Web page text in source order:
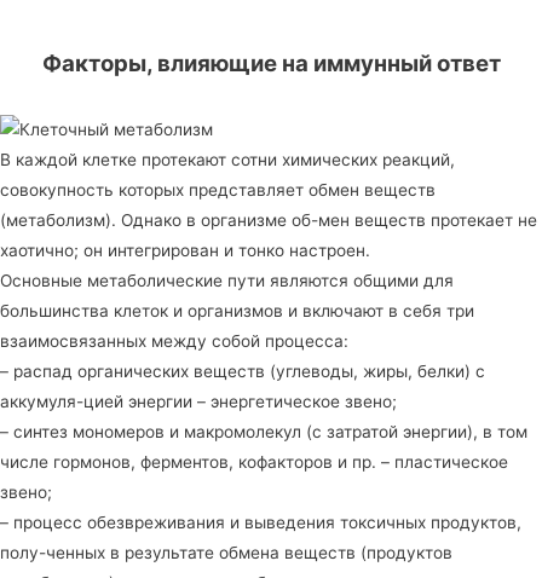
Факторы, влияющие на иммунный ответ
В каждой клетке протекают сотни химических реакций,
совокупность которых представляет обмен веществ
(метаболизм). Однако в организме об-мен веществ протекает не
хаотично; он интегрирован и тонко настроен.
Основные метаболические пути являются общими для
большинства клеток и организмов и включают в себя три
взаимосвязанных между собой процесса:
– распад органических веществ (углеводы, жиры, белки) с
аккумуля-цией энергии – энергетическое звено;
– синтез мономеров и макромолекул (с затратой энергии), в том
числе гормонов, ферментов, кофакторов и пр. – пластическое
звено;
– процесс обезвреживания и выведения токсичных продуктов,
полу-ченных в результате обмена веществ (продуктов